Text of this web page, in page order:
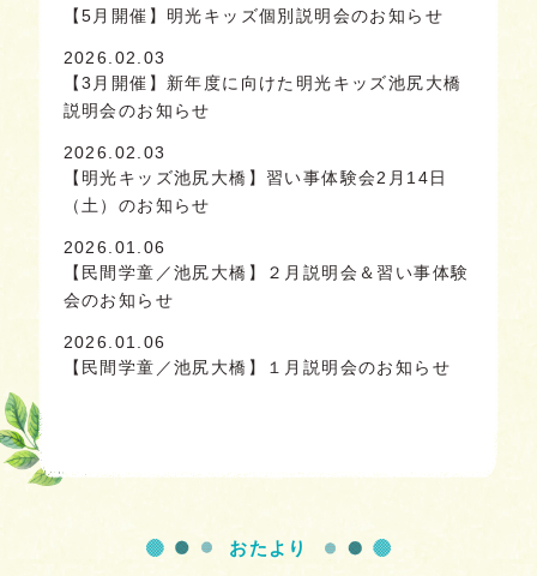
【5月開催】明光キッズ個別説明会のお知らせ
2026.02.03
【3月開催】新年度に向けた明光キッズ池尻大橋
説明会のお知らせ
2026.02.03
【明光キッズ池尻大橋】習い事体験会2月14日
（土）のお知らせ
2026.01.06
【民間学童／池尻大橋】２月説明会＆習い事体験
会のお知らせ
2026.01.06
【民間学童／池尻大橋】１月説明会のお知らせ
おたより